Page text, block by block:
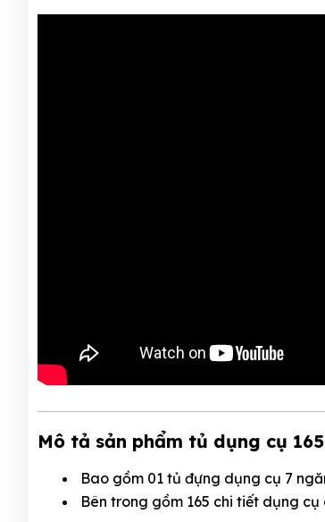
Mô tả sản phẩm tủ dụng cụ
Bao gồm 01 tủ đựng dụng cụ 7
Bên trong gồm 165 chi tiết dụng